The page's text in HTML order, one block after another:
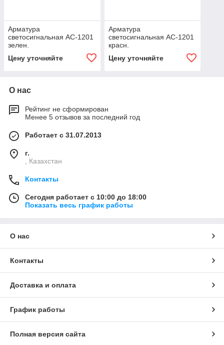
Арматура
светосигнальная АС-1201
зелен.
Цену уточняйте
Арматура
светосигнальная АС-1201
красн.
Цену уточняйте
О нас
Рейтинг не сформирован
Менее 5 отзывов за последний год
Работает с 31.07.2013
г.
, Казахстан
Контакты
Сегодня работает с 10:00 до 18:00
Показать весь график работы
О нас
Контакты
Доставка и оплата
График работы
Полная версия сайта